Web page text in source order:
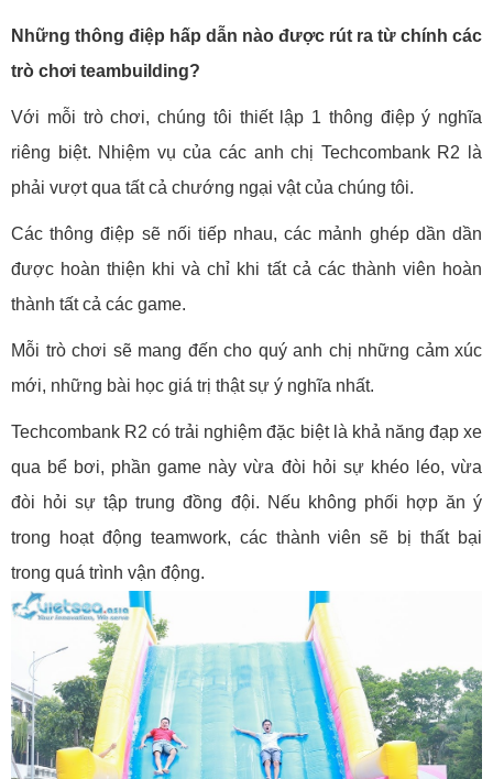
Những thông điệp hấp dẫn nào được rút ra từ chính các
trò chơi teambuilding?
Với mỗi trò chơi, chúng tôi thiết lập 1 thông điệp ý nghĩa
riêng biệt. Nhiệm vụ của các anh chị Techcombank R2 là
phải vượt qua tất cả chướng ngại vật của chúng tôi.
Các thông điệp sẽ nối tiếp nhau, các mảnh ghép dần dần
được hoàn thiện khi và chỉ khi tất cả các thành viên hoàn
thành tất cả các game.
Mỗi trò chơi sẽ mang đến cho quý anh chị những cảm xúc
mới, những bài học giá trị thật sự ý nghĩa nhất.
Techcombank R2 có trải nghiệm đặc biệt là khả năng đạp xe
qua bể bơi, phần game này vừa đòi hỏi sự khéo léo, vừa
đòi hỏi sự tập trung đồng đội. Nếu không phối hợp ăn ý
trong hoạt động teamwork, các thành viên sẽ bị thất bại
trong quá trình vận động.